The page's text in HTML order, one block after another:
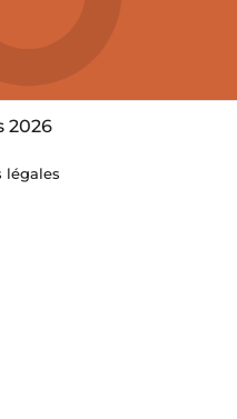
2026
légales